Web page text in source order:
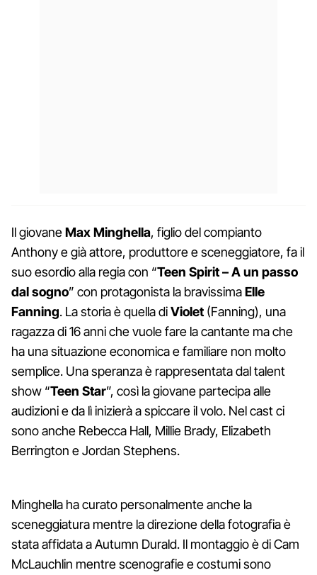
Il giovaneMax Minghella, figlio del compianto
Anthony e già attore, produttore e sceneggiatore, fa il
suo esordio alla regia con “Teen Spirit – A un passo
dal sogno” con protagonista la bravissimaElle
Fanning. La storia è quella diViolet (Fanning), una
ragazza di 16 anni che vuole fare la cantante ma che
ha una situazione economica e familiare non molto
semplice. Una speranza è rappresentata dal talent
show “Teen Star”, così la giovane partecipa alle
audizioni e da lì inizierà a spiccare il volo. Nel cast ci
sono anche Rebecca Hall, Millie Brady, Elizabeth
Berrington e Jordan Stephens.
Minghella ha curato personalmente anche la
sceneggiatura mentre la direzione della fotografia è
stata affidata a Autumn Durald. Il montaggio è di Cam
McLauchlin mentre scenografie e costumi sono